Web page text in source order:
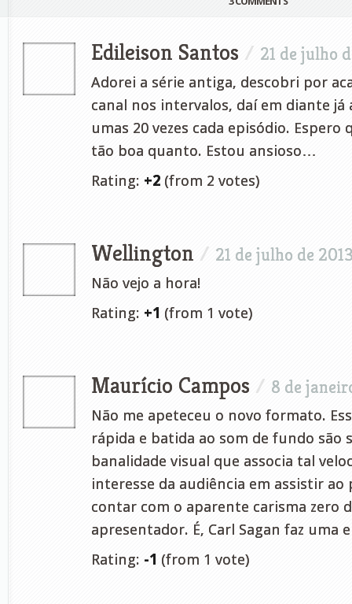
Edileison Santos / 21 de julho
Adorei a série antiga, descobri por
canal nos intervalos, daí em diante já
umas 20 vezes cada episódio. Espero
tão boa quanto. Estou ansioso…
Rating: +2 (from 2 votes)
Wellington / 21 de julho de
Não vejo a hora!
Rating: +1 (from 1 vote)
Maurício Campos / 8 de
Não me apeteceu o novo formato.
rápida e batida ao som de fundo são
banalidade visual que associa tal
interesse da audiência em assistir ao
contar com o aparente carisma zero
apresentador. É, Carl Sagan faz uma
Rating: -1 (from 1 vote)